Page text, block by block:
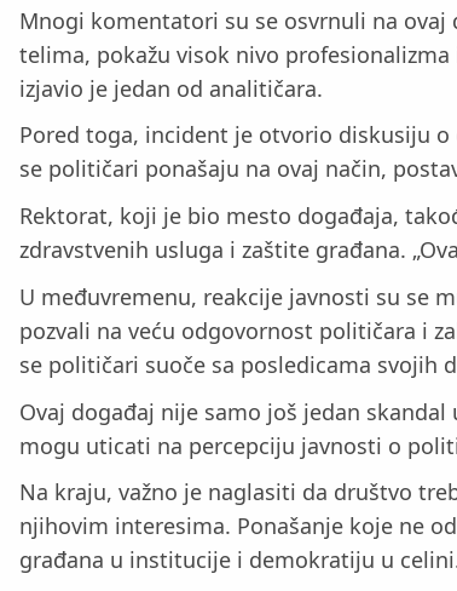
Mnogi komentatori su se osvrnuli na
telima, pokažu visok nivo
izjavio je jedan od analitičara.
Pored toga, incident je otvorio diskusiju
se političari ponašaju na ovaj način,
Rektorat, koji je bio mesto događaja,
zdravstvenih usluga i zaštite građana.
U međuvremenu, reakcije javnosti su se
pozvali na veću odgovornost političara i
se političari suoče sa posledicama svojih
Ovaj događaj nije samo još jedan
mogu uticati na percepciju javnosti o
Na kraju, važno je naglasiti da društvo
njihovim interesima. Ponašanje koje ne
građana u institucije i demokratiju u